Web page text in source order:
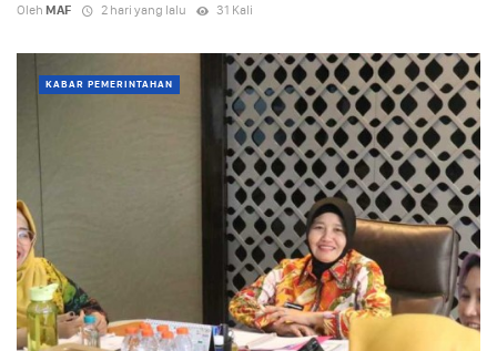
Oleh MAF 2 hari yang lalu 31 Kali
KABAR PEMERINTAHAN